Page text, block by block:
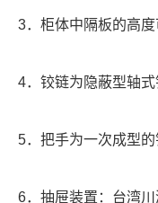
3．柜体中隔板的高度
4．铰链为隐蔽型轴式
5．把手为一次成型的
6．抽屉装置：台湾川